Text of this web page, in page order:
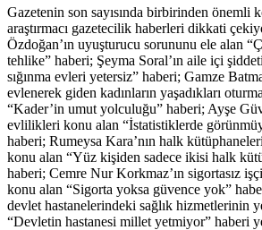
Gazetenin son sayısında birbirinden önemli
araştırmacı gazetecilik haberleri dikkati
Özdoğan’ın uyuşturucu sorununu ele alan
tehlike” haberi; Şeyma Soral’ın aile içi
sığınma evleri yetersiz” haberi; Gamze
evlenerek giden kadınların yaşadıkları
“Kader’in umut yolculuğu” haberi; Ayşe
evlilikleri konu alan “İstatistiklerde
haberi; Rumeysa Kara’nın halk
konu alan “Yüz kişiden sadece ikisi halk
haberi; Cemre Nur Korkmaz’ın sigortasız
konu alan “Sigorta yoksa güvence yok”
devlet hastanelerindeki sağlık hizmetlerinin
“Devletin hastanesi millet yetmiyor” haberi